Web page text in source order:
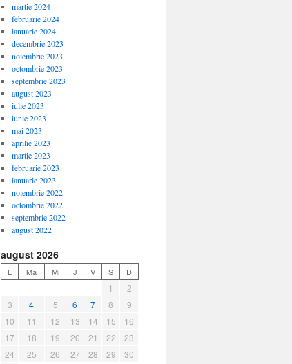
martie 2024
februarie 2024
ianuarie 2024
decembrie 2023
noiembrie 2023
octombrie 2023
septembrie 2023
august 2023
iulie 2023
iunie 2023
mai 2023
aprilie 2023
martie 2023
februarie 2023
ianuarie 2023
noiembrie 2022
octombrie 2022
septembrie 2022
august 2022
august 2026
L Ma Mi J V S D
1
2
3
4 5 6 7 8
9
10
11 12 13 14 15
16
17
18 19 20 21 22
23
24
25 26 27 28 29
30